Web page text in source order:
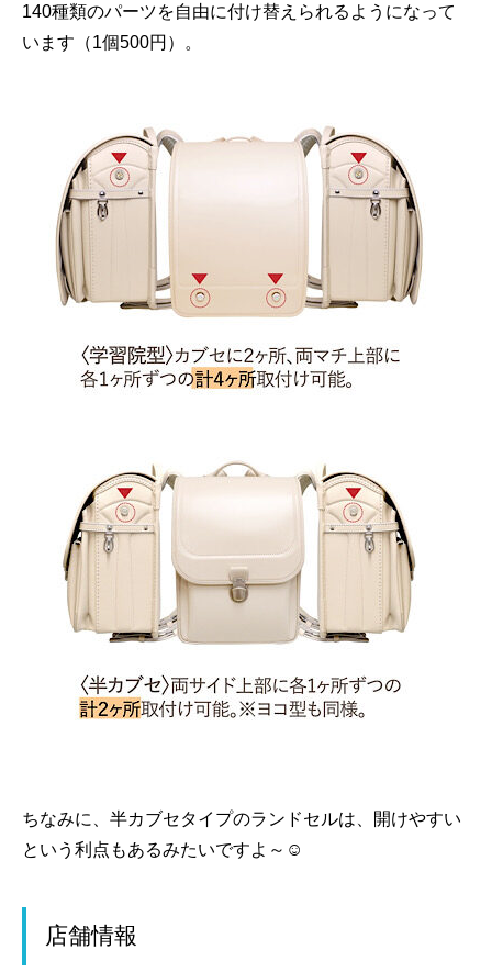
140種類のパーツを自由に付け替えられるようになって
います（1個500円）。
ちなみに、半カブセタイプのランドセルは、開けやすい
という利点もあるみたいですよ～☺
店舗情報